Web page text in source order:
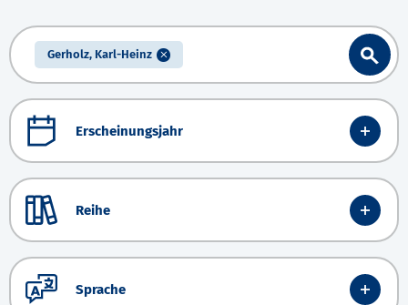
Gerholz, Karl-Heinz
Erscheinungsjahr
Reihe
Sprache